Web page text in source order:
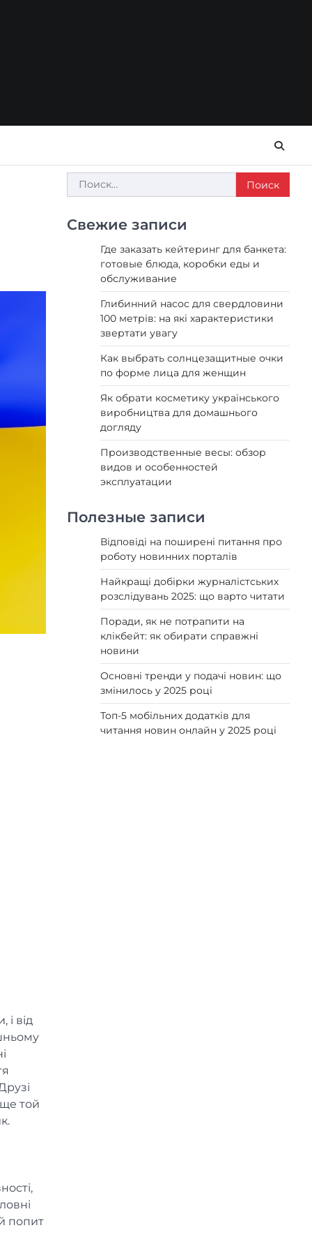
від
той
попит
Найти:
Свежие записи
Где заказать кейтеринг для банкета:
готовые блюда, коробки еды и
обслуживание
Глибинний насос для свердловини
100 метрів: на які характеристики
звертати увагу
Как выбрать солнцезащитные очки
по форме лица для женщин
Як обрати косметику українського
виробництва для домашнього
догляду
Производственные весы: обзор
видов и особенностей
эксплуатации
Полезные записи
Відповіді на поширені питання про
роботу новинних порталів
Найкращі добірки журналістських
розслідувань 2025: що варто читати
Поради, як не потрапити на
клікбейт: як обирати справжні
новини
Основні тренди у подачі новин: що
змінилось у 2025 році
Топ-5 мобільних додатків для
читання новин онлайн у 2025 році